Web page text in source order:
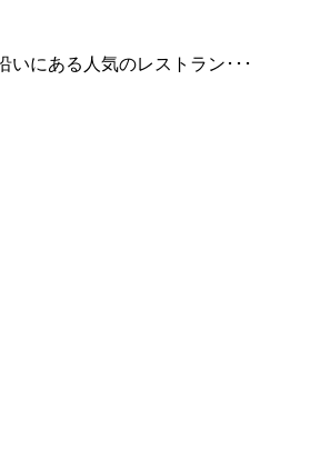
にある人気のレストラン･･･